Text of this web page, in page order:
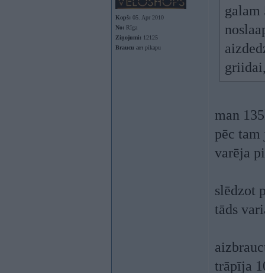
Kopš: 05. Apr 2010
No: Rīga
Ziņojumi: 12125
Braucu ar: pikapu
galam
man
pēc
varēja
slēdzot
tāds
trāpīja